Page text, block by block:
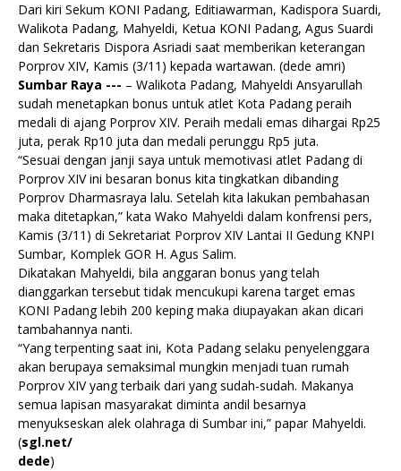
Dari kiri Sekum KONI Padang, Editiawarman, Kadispora Suardi,
Walikota Padang, Mahyeldi, Ketua KONI Padang, Agus Suardi
dan Sekretaris Dispora Asriadi saat memberikan keterangan
Porprov XIV, Kamis (3/11) kepada wartawan. (dede amri)
Sumbar Raya --- – Walikota Padang, Mahyeldi Ansyarullah
sudah menetapkan bonus untuk atlet Kota Padang peraih
medali di ajang Porprov XIV. Peraih medali emas dihargai Rp25
juta, perak Rp10 juta dan medali perunggu Rp5 juta.
“Sesuai dengan janji saya untuk memotivasi atlet Padang di
Porprov XIV ini besaran bonus kita tingkatkan dibanding
Porprov Dharmasraya lalu. Setelah kita lakukan pembahasan
maka ditetapkan,” kata Wako Mahyeldi dalam konfrensi pers,
Kamis (3/11) di Sekretariat Porprov XIV Lantai II Gedung KNPI
Sumbar, Komplek GOR H. Agus Salim.
Dikatakan Mahyeldi, bila anggaran bonus yang telah
dianggarkan tersebut tidak mencukupi karena target emas
KONI Padang lebih 200 keping maka diupayakan akan dicari
tambahannya nanti.
“Yang terpenting saat ini, Kota Padang selaku penyelenggara
akan berupaya semaksimal mungkin menjadi tuan rumah
Porprov XIV yang terbaik dari yang sudah-sudah. Makanya
semua lapisan masyarakat diminta andil besarnya
menyukseskan alek olahraga di Sumbar ini,” papar Mahyeldi.
(sgl.net/
dede)